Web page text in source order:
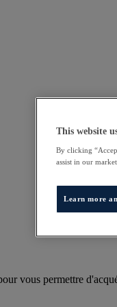
vous permettre
This website
By clicking
assist in our
Learn more